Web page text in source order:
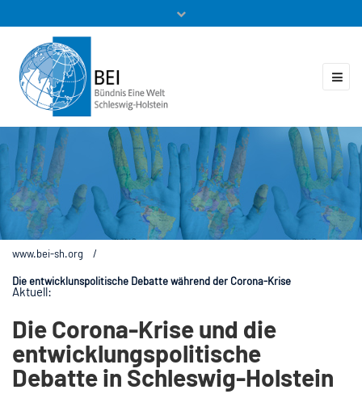
Mitglieder
www.bei-sh.org /
Die entwicklunspolitische Debatte während der Corona-Krise
Aktuell:
Die Corona-Krise und die
entwicklungspolitische
Debatte in Schleswig-Holstein